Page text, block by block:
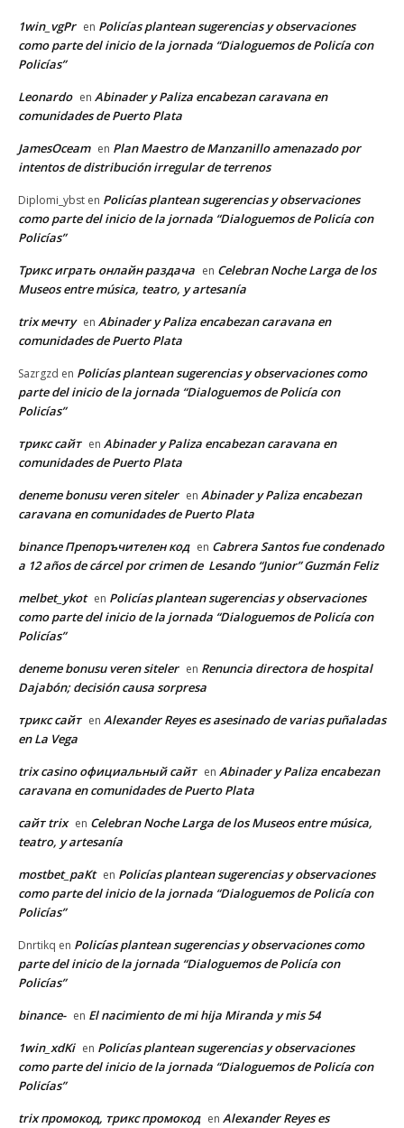
1win_vgPr en Policías plantean sugerencias y observaciones
como parte del inicio de la jornada “Dialoguemos de Policía con
Policías”
Leonardo en Abinader y Paliza encabezan caravana en
comunidades de Puerto Plata
JamesOceam en Plan Maestro de Manzanillo amenazado por
intentos de distribución irregular de terrenos
Diplomi_ybst en Policías plantean sugerencias y observaciones
como parte del inicio de la jornada “Dialoguemos de Policía con
Policías”
Трикс играть онлайн раздача en Celebran Noche Larga de los
Museos entre música, teatro, y artesanía
trix мечту en Abinader y Paliza encabezan caravana en
comunidades de Puerto Plata
Sazrgzd en Policías plantean sugerencias y observaciones como
parte del inicio de la jornada “Dialoguemos de Policía con
Policías”
трикс сайт en Abinader y Paliza encabezan caravana en
comunidades de Puerto Plata
deneme bonusu veren siteler en Abinader y Paliza encabezan
caravana en comunidades de Puerto Plata
binance Препоръчителен код en Cabrera Santos fue condenado
a 12 años de cárcel por crimen de Lesando “Junior” Guzmán Feliz
melbet_ykot en Policías plantean sugerencias y observaciones
como parte del inicio de la jornada “Dialoguemos de Policía con
Policías”
deneme bonusu veren siteler en Renuncia directora de hospital
Dajabón; decisión causa sorpresa
трикс сайт en Alexander Reyes es asesinado de varias puñaladas
en La Vega
trix casino официальный сайт en Abinader y Paliza encabezan
caravana en comunidades de Puerto Plata
сайт trix en Celebran Noche Larga de los Museos entre música,
teatro, y artesanía
mostbet_paKt en Policías plantean sugerencias y observaciones
como parte del inicio de la jornada “Dialoguemos de Policía con
Policías”
Dnrtikq en Policías plantean sugerencias y observaciones como
parte del inicio de la jornada “Dialoguemos de Policía con
Policías”
binance- en El nacimiento de mi hija Miranda y mis 54
1win_xdKi en Policías plantean sugerencias y observaciones
como parte del inicio de la jornada “Dialoguemos de Policía con
Policías”
trix промокод, трикс промокод en Alexander Reyes es